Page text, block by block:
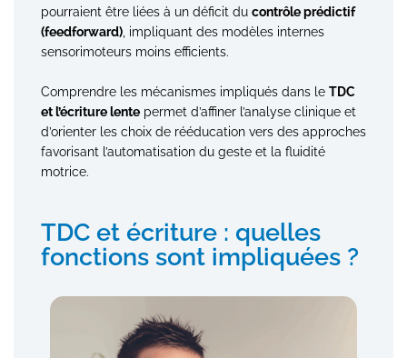
pourraient être liées à un déficit du contrôle prédictif
(feedforward) , impliquant des modèles internes
sensorimoteurs moins efficients.
Comprendre les mécanismes impliqués dans le TDC
et l’écriture lente permet d’affiner l’analyse clinique et
d’orienter les choix de rééducation vers des approches
favorisant l’automatisation du geste et la fluidité
motrice.
TDC et écriture : quelles
fonctions sont impliquées ?